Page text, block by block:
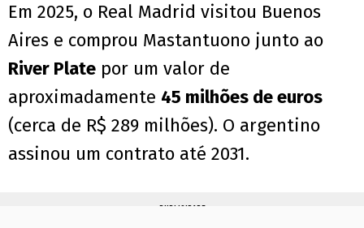
Em 2025, o Real Madrid visitou Buenos
Aires e comprou Mastantuono junto ao
River Plate por um valor de
aproximadamente 45 milhões de euros
(cerca de R$ 289 milhões). O argentino
assinou um contrato até 2031.
PUBLICIDADE